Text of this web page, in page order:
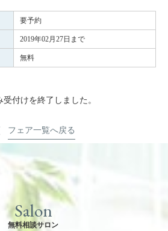
要予約
2019年02月27日まで
無料
受付けを終了しました。
フェア一覧へ戻る
Salon
無料相談サロン